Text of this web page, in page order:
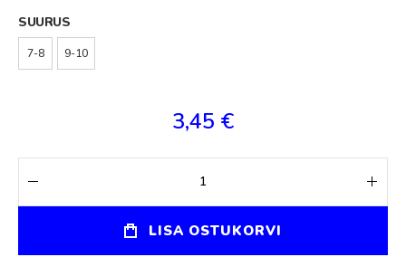
SUURUS
7-8 9-10
3,45 €
LISA OSTUKORVI